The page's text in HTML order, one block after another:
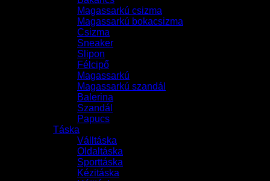
Magassarkú csizma
Magassarkú bokacsizma
Csizma
Sneaker
Slipon
Félcipő
Magassarkú
Magassarkú szandál
Balerina
Szandál
Papucs
Táska
Válltáska
Oldaltáska
Sporttáska
Kézitáska